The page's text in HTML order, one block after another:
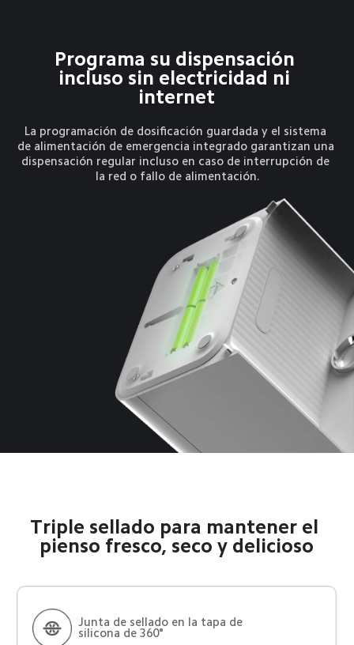
Programa su dispensación
incluso sin electricidad ni
internet
La programación de dosificación guardada y el sistema
de alimentación de emergencia integrado garantizan una
dispensación regular incluso en caso de interrupción de
la red o fallo de alimentación.
Triple sellado para mantener el
pienso fresco, seco y delicioso
Junta de sellado en la tapa de
silicona de 360°